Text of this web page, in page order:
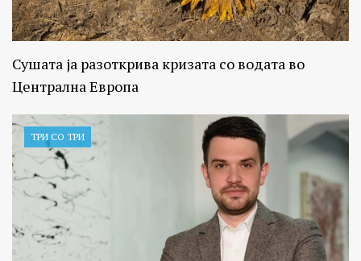
Сушата ја разоткрива кризата со водата во
Централна Европа
ТРИ СО ТРИ